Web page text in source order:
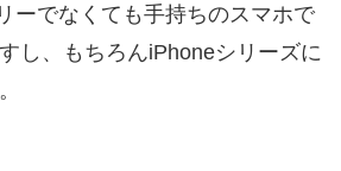
ーでなくても手持ちのスマホで
し、もちろんiPhoneシリーズに